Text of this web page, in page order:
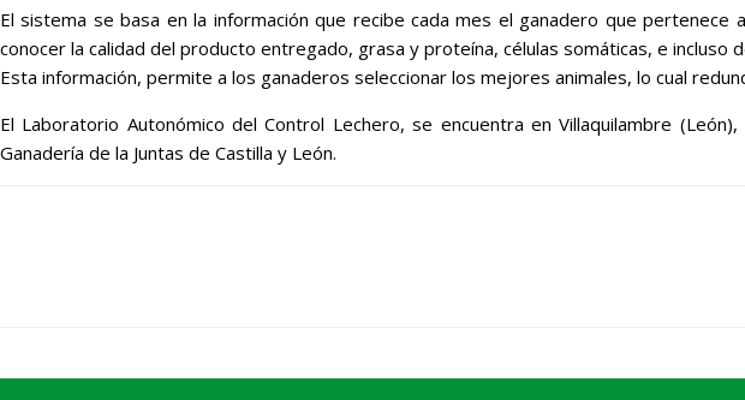
El sistema se basa en la información que recibe cada mes el ganadero que
conocer la calidad del producto entregado, grasa y proteína, células somáticas, e incluso
Esta información, permite a los ganaderos seleccionar los mejores animales, lo cual
El Laboratorio Autonómico del Control Lechero, se encuentra en Villaquilambre
Ganadería de la Juntas de Castilla y León.